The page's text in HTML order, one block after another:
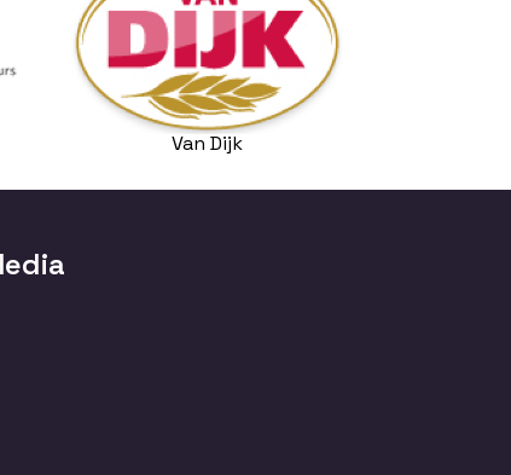
Van Dijk